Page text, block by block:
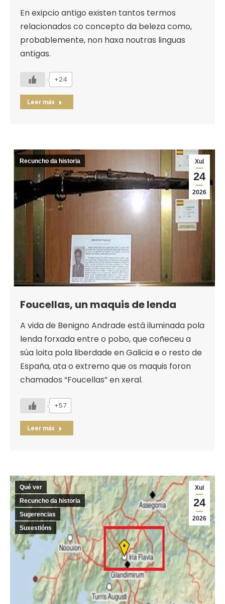
En exipcio antigo existen tantos termos
relacionados co concepto da beleza como,
probablemente, non haxa noutras linguas
antigas.
+24
Leer más
Xul
24
2026
Recuncho da historia
Foucellas, un maquis de lenda
A vida de Benigno Andrade está iluminada pola
lenda forxada entre o pobo, que coñeceu a
súa loita pola liberdade en Galicia e o resto de
España, ata o extremo que os maquis foron
chamados “Foucellas” en xeral.
+57
Leer más
Xul
24
2026
Qué ver
Recuncho da historia
Sugerencias
Suxestións